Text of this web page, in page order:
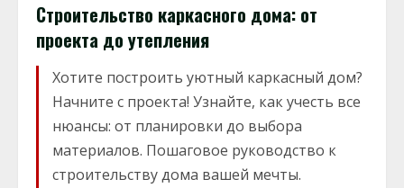
Строительство каркасного дома: от
проекта до утепления
Хотите построить уютный каркасный дом?
Начните с проекта! Узнайте, как учесть все
нюансы: от планировки до выбора
материалов. Пошаговое руководство к
строительству дома вашей мечты.